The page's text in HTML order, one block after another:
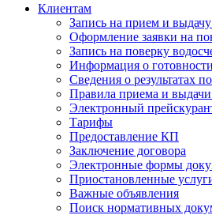
Клиентам
Запись на прием и
Оформление заявки на
Запись на поверку
Информация о готовности
Сведения о результатах
Правила приема и
Электронный
Тарифы
Предоставление КП
Заключение договора
Электронные формы
Приостановленные
Важные объявления
Поиск нормативных